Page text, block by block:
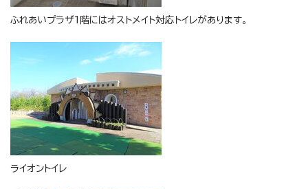
ふれあいプラザ1階にはオストメイト対応トイレがあります。
ライオントイレ